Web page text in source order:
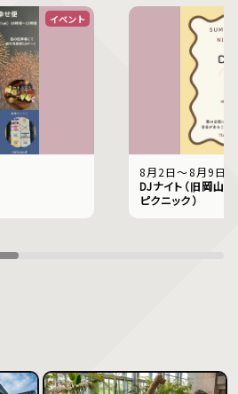
イベント
8月2日〜8月9日
DJナイト（旧岡山
ピクニック）